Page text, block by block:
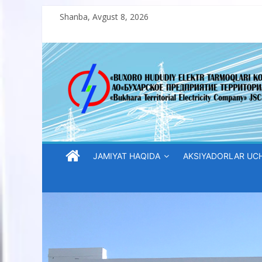
content
Shanba, Avgust 8, 2026
“Buxoro
hududiy
elektr
tarmoqlari
korxonasi”
“Buxoro
JAMIYAT HAQIDA AKSIYADORLAR